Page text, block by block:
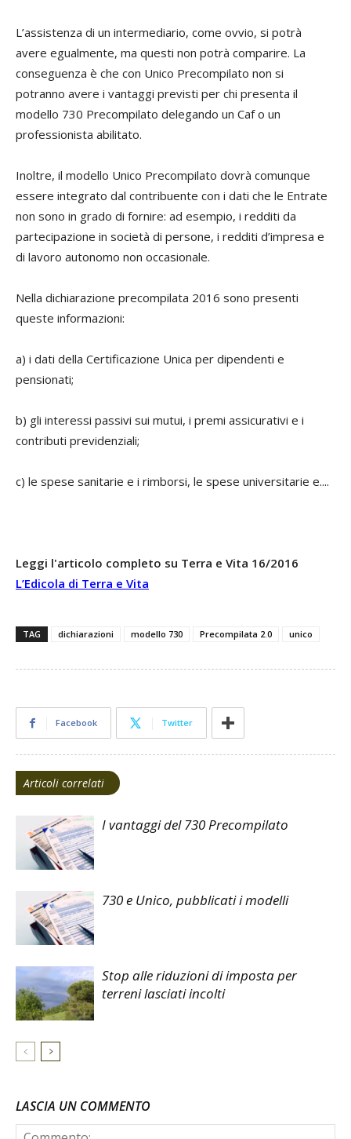
L’assistenza di un intermediario, come ovvio, si potrà
avere egualmente, ma questi non potrà comparire. La
conseguenza è che con Unico Precompilato non si
potranno avere i vantaggi previsti per chi presenta il
modello 730 Precompilato delegando un Caf o un
professionista abilitato.
Inoltre, il modello Unico Precompilato dovrà comunque
essere integrato dal contribuente con i dati che le Entrate
non sono in grado di fornire: ad esempio, i redditi da
partecipazione in società di persone, i redditi d’impresa e
di lavoro autonomo non occasionale.
Nella dichiarazione precompilata 2016 sono presenti
queste informazioni:
a) i dati della Certificazione Unica per dipendenti e
pensionati;
b) gli interessi passivi sui mutui, i premi assicurativi e i
contributi previdenziali;
c) le spese sanitarie e i rimborsi, le spese universitarie e....
Leggi l'articolo completo su Terra e Vita 16/2016
L’Edicola di Terra e Vita
TAG dichiarazioni modello 730 Precompilata 2.0 unico
Facebook Twitter
Articoli correlati
I vantaggi del 730 Precompilato
730 e Unico, pubblicati i modelli
Stop alle riduzioni di imposta per
terreni lasciati incolti
LASCIA UN COMMENTO